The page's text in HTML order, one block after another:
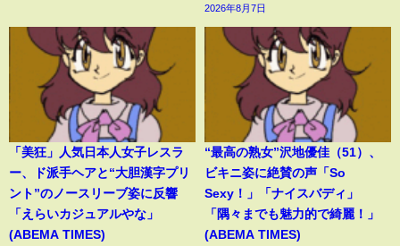
2026年8月7日
「美狂」人気日本人女子レスラ
ー、ド派手ヘアと“大胆漢字プリ
ント”のノースリーブ姿に反響
「えらいカジュアルやな」
(ABEMA TIMES)
“最高の熟女”沢地優佳（51）、
ビキニ姿に絶賛の声「So
Sexy！」「ナイスバディ」
「隅々までも魅力的で綺麗！」
(ABEMA TIMES)